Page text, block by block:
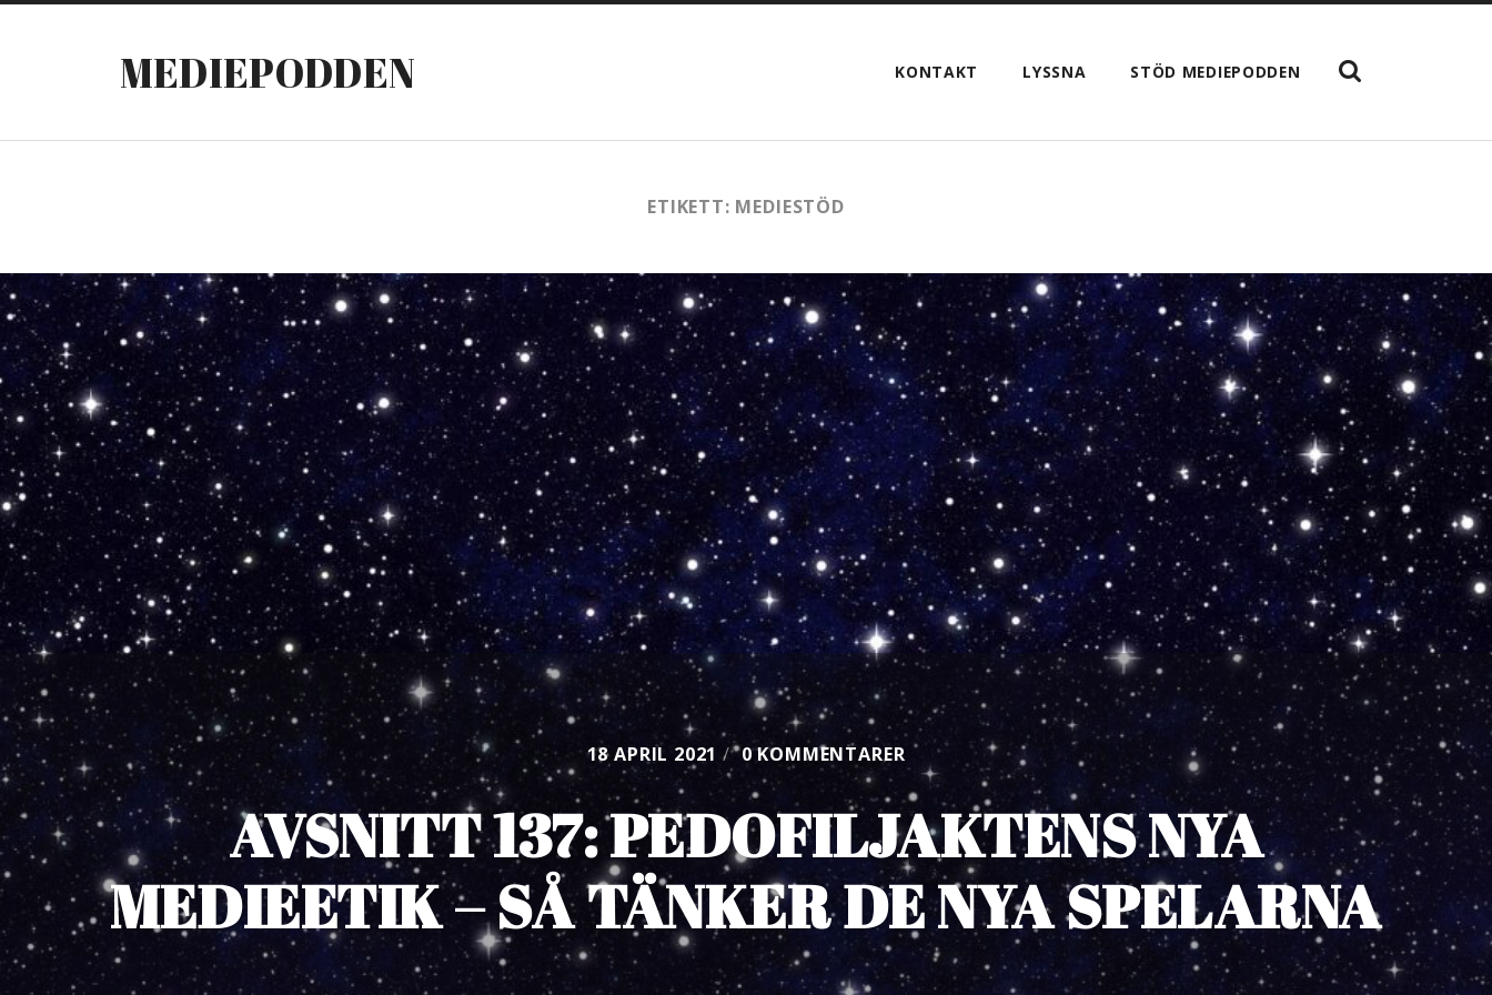
MEDIEPODDEN KONTAKT LYSSNA STÖD MEDIEPODDEN
VISA
SÖKFÄLTET
ETIKETT: MEDIESTÖD
18 APRIL 2021 / 0 KOMMENTARER
AVSNITT 137: PEDOFILJAKTENS NYA
MEDIEETIK – SÅ TÄNKER DE NYA SPELARNA